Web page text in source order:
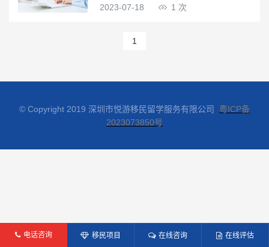
2023-07-18 1 次
1
© Copyright 2019 深圳市悦游移民留学服务有限公司 粤ICP备
2023073850号
电话咨询 移民项目 在线咨询 在线评估